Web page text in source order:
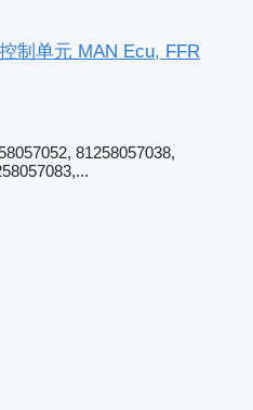
制单元 MAN Ecu, FFR
81258057038,